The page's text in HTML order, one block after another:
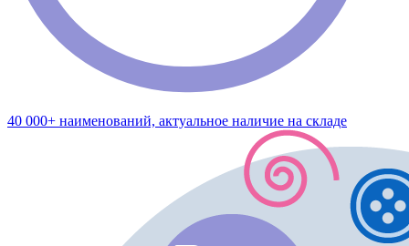
40 000+ наименований, актуальное наличие на складе